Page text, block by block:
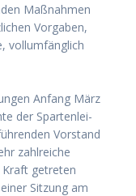
Maß­nah­men
Vor­ga­ben,
voll­um­fäng­lich
Anfang März
der Spar­ten­lei­
Vor­stand
zahl­rei­che
Kraft getre­ten
Sit­zung am